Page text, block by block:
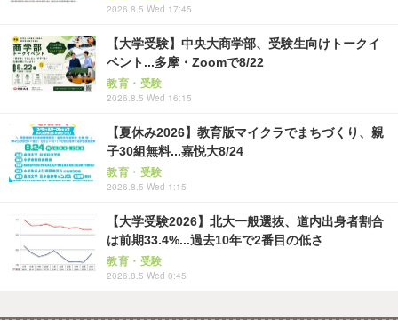
2026.8.5 Wed 17:45
【大学受験】中央大商学部、受験生向けトークイ
ベント...多摩・Zoomで8/22
教育・受験
2026.8.5 Wed 16:15
【夏休み2026】教育版マイクラでまちづくり、親
子30組無料...嘉悦大8/24
教育・受験
2026.8.5 Wed 1:15
【大学受験2026】北大一般選抜、道内出身者割合
は前期33.4%...過去10年で2番目の低さ
教育・受験
2026.8.5 Wed 0:45